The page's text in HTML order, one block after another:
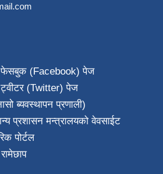
फेसबुक (Facebook) पेज
ट्वीटर (Twitter) पेज
ब्यवस्थापन प्रणाली)
प्रशासन मन्त्रालयको वेवसाईट
पोर्टल